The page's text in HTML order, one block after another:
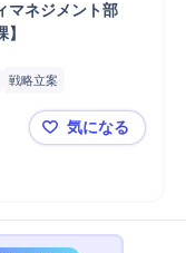
マネジメント部
戦略立案
楽天 物件
気になる